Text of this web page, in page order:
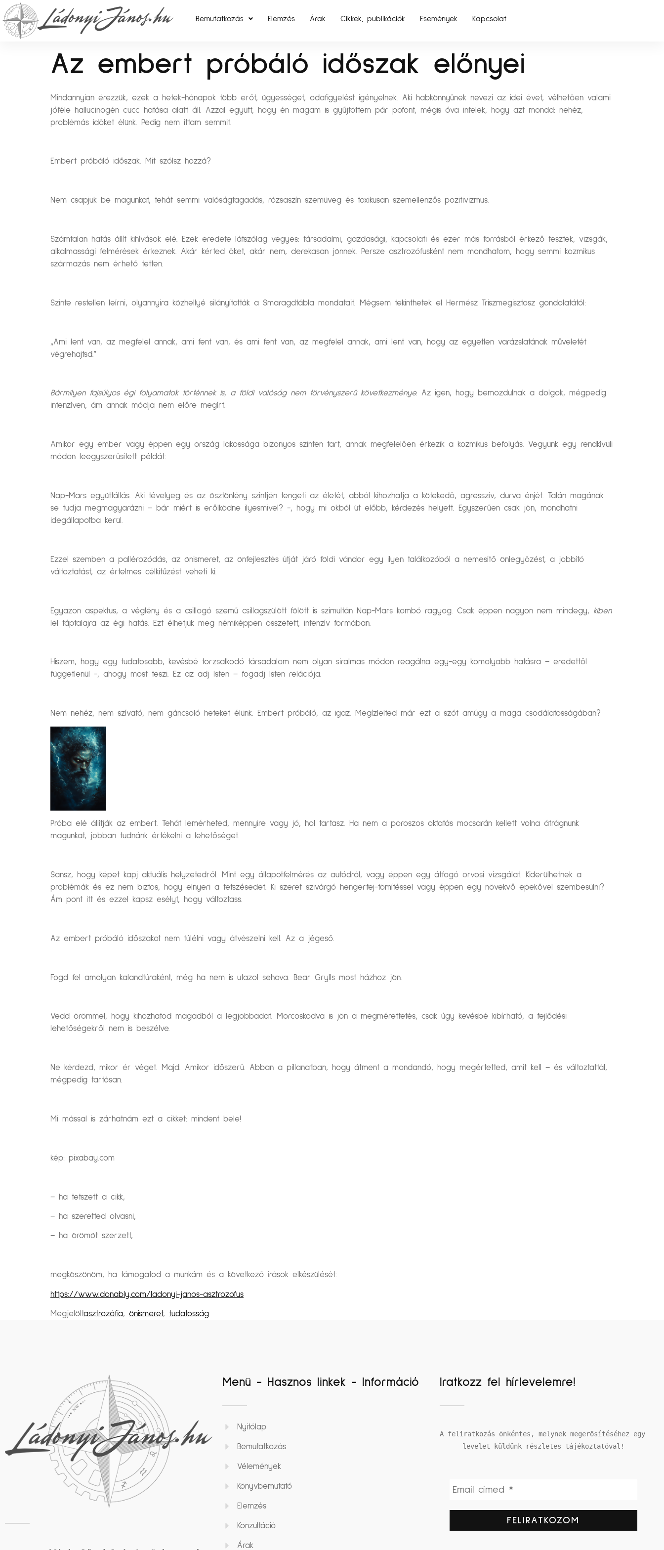
Bemutatkozás Elemzés Árak Cikkek, publikációk Események Kapcsolat
Az embert próbáló időszak előnyei
Mindannyian érezzük, ezek a hetek-hónapok több erőt, ügyességet, odafigyelést igényelnek. Aki habkönnyűnek nevezi az idei évet, vélhetően valami
jóféle hallucinogén cucc hatása alatt áll. Azzal együtt, hogy én magam is gyűjtöttem pár pofont, mégis óva intelek, hogy azt mondd: nehéz,
problémás időket élünk. Pedig nem ittam semmit.
Embert próbáló időszak. Mit szólsz hozzá?
Nem csapjuk be magunkat, tehát semmi valóságtagadás, rózsaszín szemüveg és toxikusan szemellenzős pozitivizmus.
Számtalan hatás állít kihívások elé. Ezek eredete látszólag vegyes: társadalmi, gazdasági, kapcsolati és ezer más forrásból érkező tesztek, vizsgák,
alkalmassági felmérések érkeznek. Akár kérted őket, akár nem, derekasan jönnek. Persze asztrozófusként nem mondhatom, hogy semmi kozmikus
származás nem érhető tetten.
Szinte restellen leírni, olyannyira közhellyé silányították a Smaragdtábla mondatait. Mégsem tekinthetek el Hermész Triszmegisztosz gondolatától:
„Ami lent van, az megfelel annak, ami fent van, és ami fent van, az megfelel annak, ami lent van, hogy az egyetlen varázslatának műveletét
végrehajtsd.”
Bármilyen fajsúlyos égi folyamatok történnek is, a földi valóság nem törvényszerű következménye. Az igen, hogy bemozdulnak a dolgok, mégpedig
intenzíven, ám annak módja nem előre megírt.
Amikor egy ember vagy éppen egy ország lakossága bizonyos szinten tart, annak megfelelően érkezik a kozmikus befolyás. Vegyünk egy rendkívüli
módon leegyszerűsített példát:
Nap-Mars együttállás. Aki tévelyeg és az ösztönlény szintjén tengeti az életét, abból kihozhatja a kötekedő, agresszív, durva énjét. Talán magának
se tudja megmagyarázni – bár miért is erőlködne ilyesmivel? -, hogy mi okból üt előbb, kérdezés helyett. Egyszerűen csak jön, mondhatni
idegállapotba kerül.
Ezzel szemben a pallérozódás, az önismeret, az önfejlesztés útját járó földi vándor egy ilyen találkozóból a nemesítő önlegyőzést, a jobbító
változtatást, az értelmes célkitűzést veheti ki.
Egyazon aspektus, a véglény és a csillogó szemű csillagszülött fölött is szimultán Nap-Mars kombó ragyog. Csak éppen nagyon nem mindegy, kiben
lel táptalajra az égi hatás. Ezt élhetjük meg némiképpen összetett, intenzív formában.
Hiszem, hogy egy tudatosabb, kevésbé torzsalkodó társadalom nem olyan siralmas módon reagálna egy-egy komolyabb hatásra – eredettől
függetlenül -, ahogy most teszi. Ez az adj Isten – fogadj Isten relációja.
Nem nehéz, nem szívató, nem gáncsoló heteket élünk. Embert próbáló, az igaz. Megízlelted már ezt a szót amúgy a maga csodálatosságában?
Próba elé állítják az embert. Tehát lemérheted, mennyire vagy jó, hol tartasz. Ha nem a poroszos oktatás mocsarán kellett volna átrágnunk
magunkat, jobban tudnánk értékelni a lehetőséget.
Sansz, hogy képet kapj aktuális helyzetedről. Mint egy állapotfelmérés az autódról, vagy éppen egy átfogó orvosi vizsgálat. Kiderülhetnek a
problémák és ez nem biztos, hogy elnyeri a tetszésedet. Ki szeret szivárgó hengerfej-tömítéssel vagy éppen egy növekvő epekővel szembesülni?
Ám pont itt és ezzel kapsz esélyt, hogy változtass.
Az embert próbáló időszakot nem túlélni vagy átvészelni kell. Az a jégeső.
Fogd fel amolyan kalandtúraként, még ha nem is utazol sehova. Bear Grylls most házhoz jön.
Vedd örömmel, hogy kihozhatod magadból a legjobbadat. Morcoskodva is jön a megmérettetés, csak úgy kevésbé kibírható, a fejlődési
lehetőségekről nem is beszélve.
Ne kérdezd, mikor ér véget. Majd. Amikor időszerű. Abban a pillanatban, hogy átment a mondandó, hogy megértetted, amit kell – és változtattál,
mégpedig tartósan.
Mi mással is zárhatnám ezt a cikket: mindent bele!
kép: pixabay.com
– ha tetszett a cikk,
– ha szeretted olvasni,
– ha örömöt szerzett,
megköszönöm, ha támogatod a munkám és a következő írások elkészülését:
https://www.donably.com/ladonyi-janos-asztrozofus
Megjelöltasztrozófia, önismeret, tudatosság
Menü - Hasznos linkek - Információ
Nyitólap
Bemutatkozás
Vélemények
Könyvbemutató
Elemzés
Konzultáció
Árak
Iratkozz fel hírlevelemre!
A feliratkozás önkéntes, melynek megerősítéséhez egy
levelet küldünk részletes tájékoztatóval!